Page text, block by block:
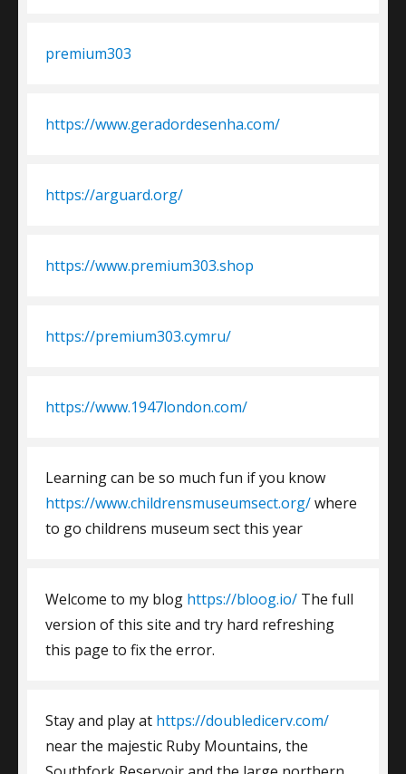
premium303
https://www.geradordesenha.com/
https://arguard.org/
https://www.premium303.shop
https://premium303.cymru/
https://www.1947london.com/
Learning can be so much fun if you know
https://www.childrensmuseumsect.org/where
to go childrens museum sect this year
Welcome to my blog https://bloog.io/ The full
version of this site and try hard refreshing
this page to fix the error.
Stay and play at https://doubledicerv.com/
near the majestic Ruby Mountains, the